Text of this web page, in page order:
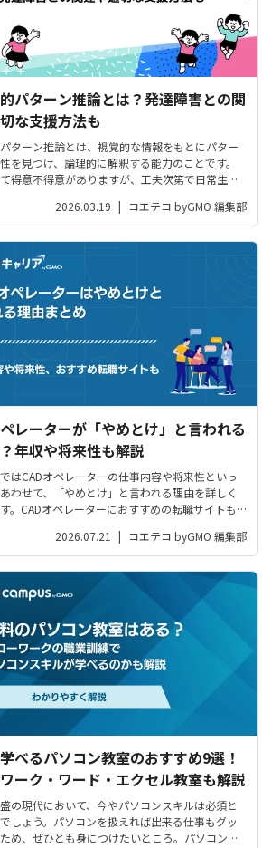
パターン推論とは？発達障害との関
な支援方法も
ターン推論とは、視覚的な情報をもとにパター
を見つけ、論理的に解釈する能力のことです。
得意不得意がありますが、工夫次第で日常生活
推論の基本的な説明から、高めるための具体的な
メリット、さらに発達障害...
2026.03.19 | コエテコ byGMO 編集部
レーターが「やめとけ」と言われる
年収や将来性も解説
はCADオペレーターの仕事内容や将来性といっ
わせて、「やめとけ」と言われる理由を詳しく
。CADオペレーターにおすすめの転職サイトも
2026.07.21 | コエテコ byGMO 編集部
べるパソコン教室のおすすめ9選！
ーク・ワード・エクセル教室も解説
の現代において、今やパソコンスキルは必須と
しょう。パソコンを扱えれば出来る仕事もグッ
め、ぜひとも身につけたいところ。パソコン教